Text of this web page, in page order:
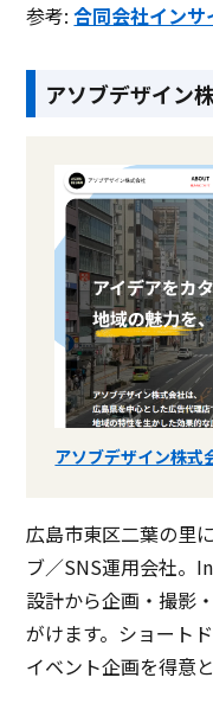
参考:合同会社イン
アソブデザイン
アソブデザイン株式
広島市東区二葉の里
ブ／SNS運用会社。
設計から企画・撮影
がけます。ショート
イベント企画を得意